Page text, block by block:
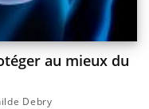
au mieux du
Debry